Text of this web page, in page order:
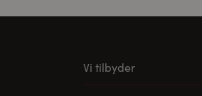
Vi tilbyder